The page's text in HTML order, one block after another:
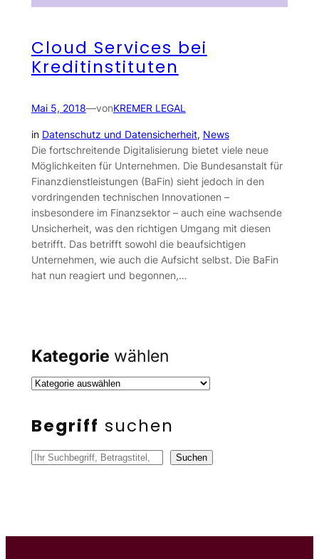
Cloud Services bei
Kreditinstituten
Mai 5, 2018—vonKREMER LEGAL
in Datenschutz und Datensicherheit, News
Die fortschreitende Digitalisierung bietet viele neue
Möglichkeiten für Unternehmen. Die Bundesanstalt für
Finanzdienstleistungen (BaFin) sieht jedoch in den
vordringenden technischen Innovationen –
insbesondere im Finanzsektor – auch eine wachsende
Unsicherheit, was den richtigen Umgang mit diesen
betrifft. Das betrifft sowohl die beaufsichtigen
Unternehmen, wie auch die Aufsicht selbst. Die BaFin
hat nun reagiert und begonnen,…
Kategorie wählen
Begriff suchen
S
n
Suchen